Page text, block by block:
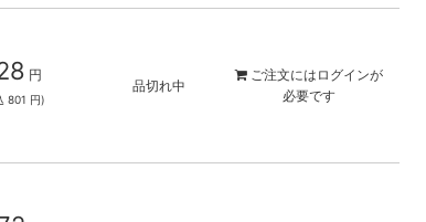
円
801 円)
品切れ中
ご注文には ログインが
必要です